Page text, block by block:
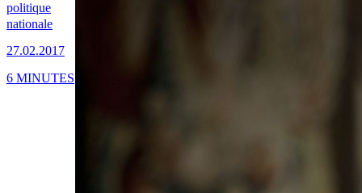
politique
nationale
27.02.2017
6 MINUTES